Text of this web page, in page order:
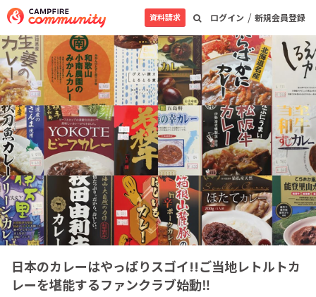
ログイン / 新規会員登録
資料請求
日本のカレーはやっぱりスゴイ!!ご当地レトルトカ
レーを堪能するファンクラブ始動‼